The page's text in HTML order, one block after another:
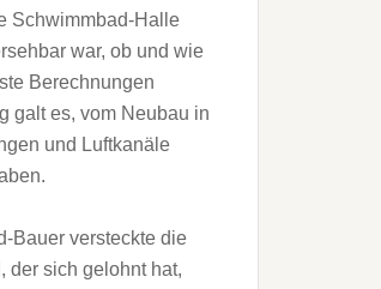
Schwimmbad-Halle
war, ob und wie
Berechnungen
galt es, vom Neubau in
und Luft­ka­näle
Bauer versteckte die
der sich gelohnt hat,